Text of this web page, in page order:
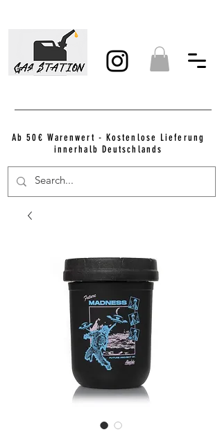
Ab 50€ Warenwert - Kostenlose Lieferung
innerhalb Deutschlands